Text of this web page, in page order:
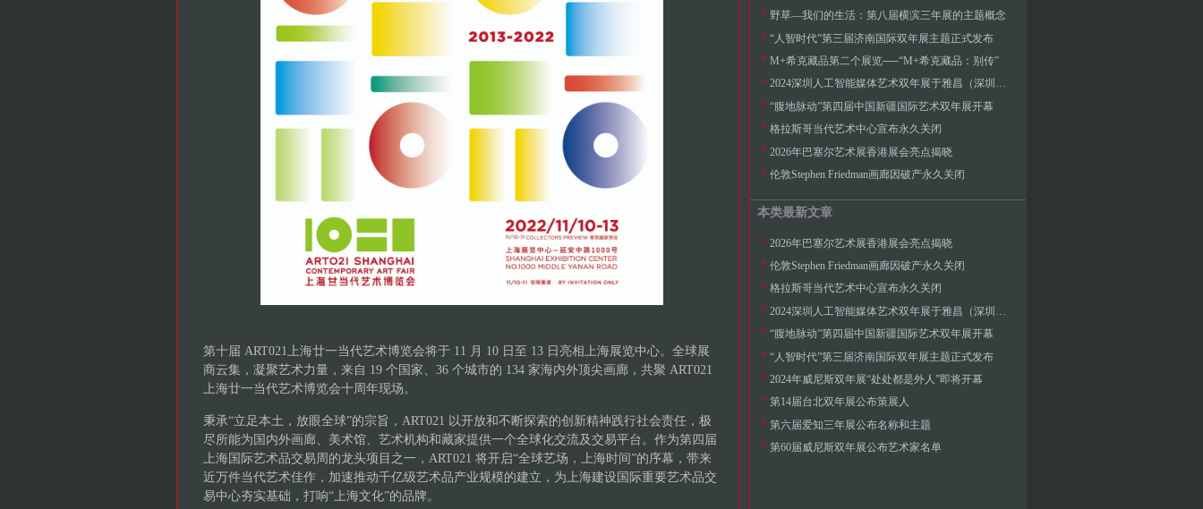
第十届 ART021上海廿一当代艺术博览会将于 11 月 10 日至 13 日亮相上海展览中心。全球展
商云集，凝聚艺术力量，来自 19 个国家、36 个城市的 134 家海内外顶尖画廊，共聚 ART021
上海廿一当代艺术博览会十周年现场。
秉承“立足本土，放眼全球”的宗旨，ART021 以开放和不断探索的创新精神践行社会责任，极
尽所能为国内外画廊、美术馆、艺术机构和藏家提供一个全球化交流及交易平台。作为第四届
上海国际艺术品交易周的龙头项目之一，ART021 将开启“全球艺场，上海时间”的序幕，带来
近万件当代艺术佳作，加速推动千亿级艺术品产业规模的建立，为上海建设国际重要艺术品交
易中心夯实基础，打响“上海文化”的品牌。
野草—我们的生活：第八届横滨三年展的主题概念
“人智时代”第三届济南国际双年展主题正式发布
M+希克藏品第二个展览──“M+希克藏品：别传”
2024深圳人工智能媒体艺术双年展于雅昌（深圳）艺术中心隆重开幕
“腹地脉动”第四届中国新疆国际艺术双年展开幕
格拉斯哥当代艺术中心宣布永久关闭
2026年巴塞尔艺术展香港展会亮点揭晓
伦敦Stephen Friedman画廊因破产永久关闭
本类最新文章
2026年巴塞尔艺术展香港展会亮点揭晓
伦敦Stephen Friedman画廊因破产永久关闭
格拉斯哥当代艺术中心宣布永久关闭
2024深圳人工智能媒体艺术双年展于雅昌（深圳）艺术中心隆重开幕
“腹地脉动”第四届中国新疆国际艺术双年展开幕
“人智时代”第三届济南国际双年展主题正式发布
2024年威尼斯双年展“处处都是外人”即将开幕
第14届台北双年展公布策展人
第六届爱知三年展公布名称和主题
第60届威尼斯双年展公布艺术家名单